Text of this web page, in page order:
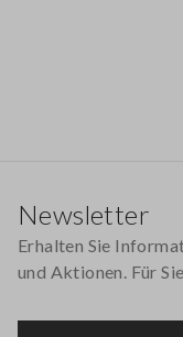
Newsletter
Erhalten Sie
und Aktionen. Für